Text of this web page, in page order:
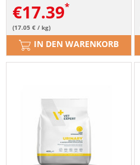
€17.39
(17.05 € / kg)
IN DEN WARENKORB